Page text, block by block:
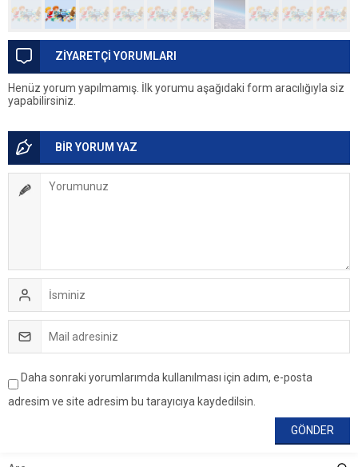
ZİYARETÇİ YORUMLARI
Henüz yorum yapılmamış. İlk yorumu aşağıdaki form aracılığıyla siz
yapabilirsiniz.
BİR YORUM YAZ
Daha sonraki yorumlarımda kullanılması için adım, e-posta
adresim ve site adresim bu tarayıcıya kaydedilsin.